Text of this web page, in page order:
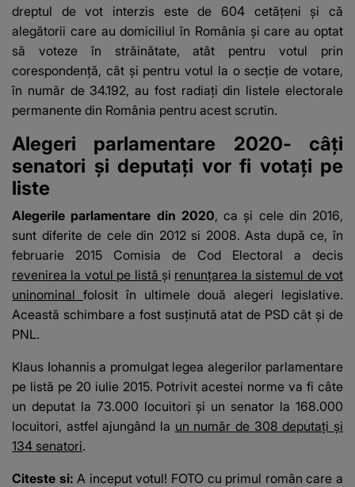
dreptul de vot interzis este de 604 cetățeni și că
alegătorii care au domiciliul în România și care au optat
să voteze în străinătate, atât pentru votul prin
corespondență, cât și pentru votul la o secție de votare,
în număr de 34.192, au fost radiați din listele electorale
permanente din România pentru acest scrutin.
Alegeri parlamentare 2020- câți
senatori și deputați vor fi votați pe
liste
Alegerile parlamentare din 2020, ca și cele din 2016,
sunt diferite de cele din 2012 si 2008. Asta după ce, în
februarie 2015 Comisia de Cod Electoral a decis
revenirea la votul pe listă și renunțarea la sistemul de vot
uninominal folosit în ultimele două alegeri legislative.
Această schimbare a fost susținută atat de PSD cât și de
PNL.
Klaus Iohannis a promulgat legea alegerilor parlamentare
pe listă pe 20 iulie 2015. Potrivit acestei norme va fi câte
un deputat la 73.000 locuitori și un senator la 168.000
locuitori, astfel ajungând la un număr de 308 deputați și
134 senatori.
Citeste si:A inceput votul! FOTO cu primul român care a